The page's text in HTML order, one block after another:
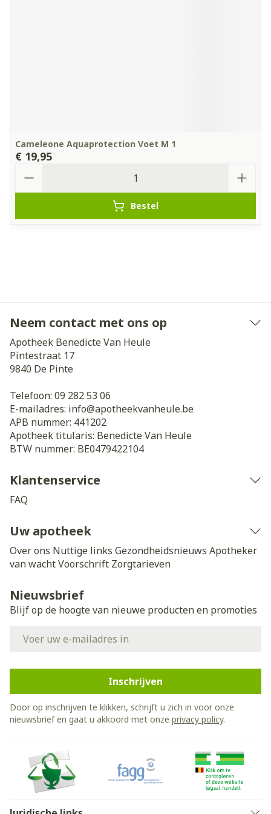
Cameleone Aquaprotection Voet M 1
€ 19,95
Bestel
Neem contact met ons op
Apotheek Benedicte Van Heule
Pintestraat 17
9840 De Pinte
Telefoon: 09 282 53 06
E-mailadres: info@apotheekvanheule.be
APB nummer: 441202
Apotheek titularis: Benedicte Van Heule
BTW nummer: BE0479422104
Klantenservice
FAQ
Uw apotheek
Over ons Nuttige links Gezondheidsnieuws Apotheker
van wachtVoorschrift Zorgtarieven
Nieuwsbrief
Blijf op de hoogte van nieuwe producten en promoties
Inschrijven
Door op inschrijven te klikken, schrijft u zich in voor onze
nieuwsbrief en gaat u akkoord met onze privacy policy.